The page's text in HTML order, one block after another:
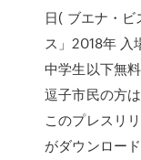
日( ブエナ・
ス」2018年 入
中学生以下無
逗子市民の方
このプレスリ
がダウンロー